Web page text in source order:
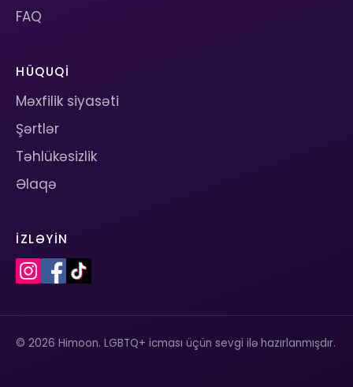
FAQ
HÜQUQI
Məxfilik siyasəti
Şərtlər
Təhlükəsizlik
Əlaqə
İZLƏYIN
© 2026 Himoon. LGBTQ+ icması üçün sevgi ilə hazırlanmışdır.